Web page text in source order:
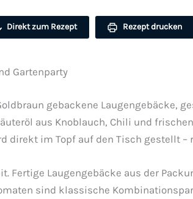
Direkt zum Rezept Rezept drucken
Gartenparty
gebackene Laugengebäcke,
aus Knoblauch, Chili und
direkt im Topf auf den Tisch gestellt
Fertige Laugengebäcke aus der
sind klassische